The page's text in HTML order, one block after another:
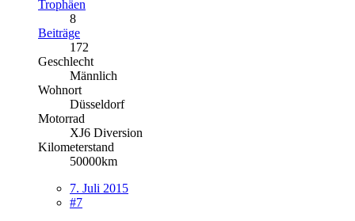
Trophäen
8
Beiträge
172
Geschlecht
Männlich
Wohnort
Düsseldorf
Motorrad
XJ6 Diversion
Kilometerstand
50000km
7. Juli 2015
#7